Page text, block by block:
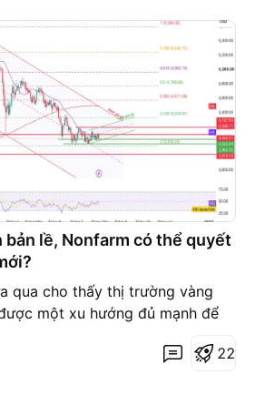
lề, Nonfarm có thể quyết
qua cho thấy thị trường vàng
một xu hướng đủ mạnh để
co giữa bên mua và bên bán,
22